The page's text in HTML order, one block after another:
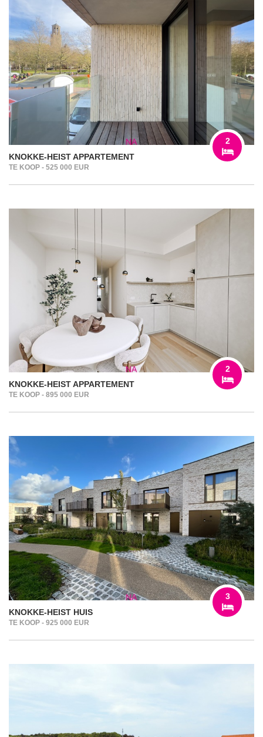
KNOKKE-HEIST APPARTEMENT
TE KOOP - 525 000 EUR
2
KNOKKE-HEIST APPARTEMENT
TE KOOP - 895 000 EUR
2
KNOKKE-HEIST HUIS
TE KOOP - 925 000 EUR
3